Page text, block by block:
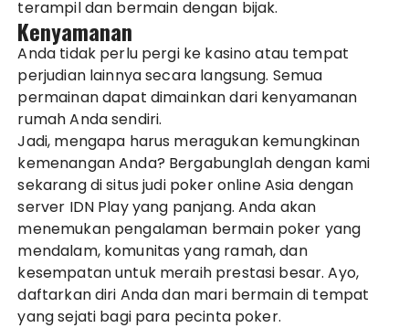
terampil dan bermain dengan bijak.
Kenyamanan
Anda tidak perlu pergi ke kasino atau tempat
perjudian lainnya secara langsung. Semua
permainan dapat dimainkan dari kenyamanan
rumah Anda sendiri.
Jadi, mengapa harus meragukan kemungkinan
kemenangan Anda? Bergabunglah dengan kami
sekarang di situs judi poker online Asia dengan
server IDN Play yang panjang. Anda akan
menemukan pengalaman bermain poker yang
mendalam, komunitas yang ramah, dan
kesempatan untuk meraih prestasi besar. Ayo,
daftarkan diri Anda dan mari bermain di tempat
yang sejati bagi para pecinta poker.